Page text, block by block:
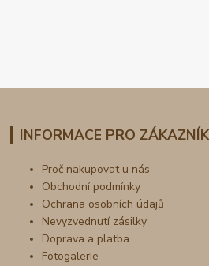
INFORMACE PRO
Proč nakupovat u nás
Obchodní podmínky
Ochrana osobních údajů
Nevyzvednutí zásilky
Doprava a platba
Fotogalerie